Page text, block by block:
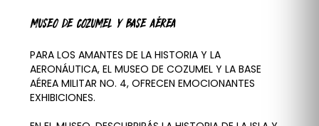
MUSEO DE COZUMEL Y BASE AÉREA
PARA LOS AMANTES DE LA HISTORIA Y LA
AERONÁUTICA, EL MUSEO DE COZUMEL Y LA BASE
AÉREA MILITAR NO. 4, OFRECEN EMOCIONANTES
EXHIBICIONES.